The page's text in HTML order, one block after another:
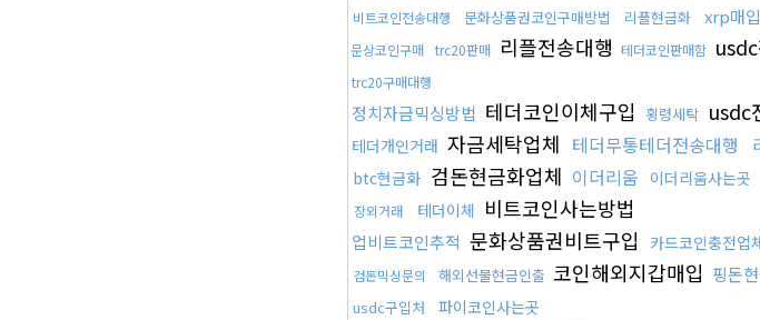
비트코인전송대행 문화상품권코인구매방법 리플현금화 xrp매입
문상코인구매 trc20판매 리플전송대행 테더코인판매함
trc20구매대행
정치자금믹싱방법 테더코인이체구입 횡령세탁 usdc
테더개인거래 자금세탁업체 테더무통테더전송대행
btc현금화 검돈현금화업체 이더리움 이더리움사는곳
장외거래 테더이체 비트코인사는방법
업비트코인추적 문화상품권비트구입 카드코인충전업
검돈믹싱문의 해외선물현금인출 코인해외지갑매입 핑돈
usdc구입처
파이코인사는곳